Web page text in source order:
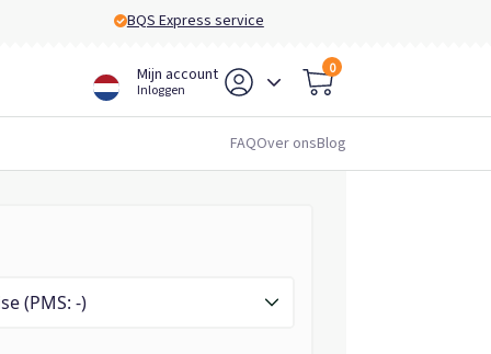
BQS Express service
Mijn account
Inloggen
0
FAQOver onsBlog
(PMS: -)